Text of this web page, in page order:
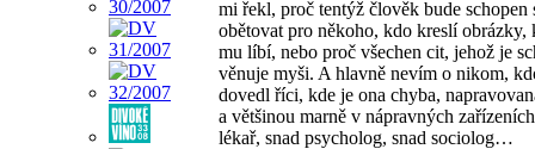
mi řekl, proč tentýž člověk bude schopen
obětovat pro někoho, kdo kreslí obrázky,
mu líbí, nebo proč všechen cit, jehož je
věnuje myši. A hlavně nevím o nikom,
dovedl říci, kde je ona chyba,
a většinou marně v nápravných
lékař, snad psycholog, snad sociolog…